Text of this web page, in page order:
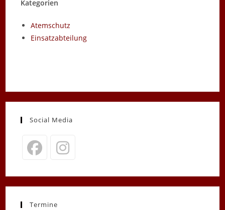
Kategorien
Atemschutz
Einsatzabteilung
Social Media
in
new
in
new
Termine